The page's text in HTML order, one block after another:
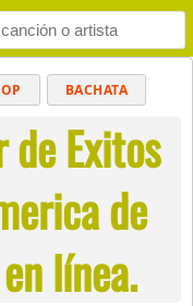
BACHATA
REGGAETON
ELECTRÓNICA
de Exitos
de
línea.